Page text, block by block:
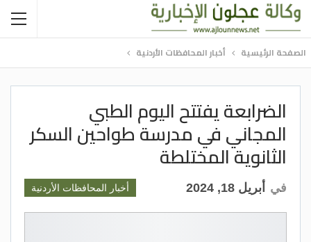
الصفحة الرئيسية أخبار المحافظات الأردنية
الضرابعة يفتتح اليوم الطبي
المجاني في مدرسة طواحين السكر
الثانوية المختلطة
أخبار المحافظات الأردنية في أبريل 18, 2024